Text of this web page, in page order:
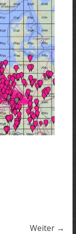
Weiter →